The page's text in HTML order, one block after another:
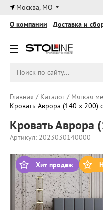
Москва, МО
О компании Доставка и
Главная / Каталог/ Мягкая
Кровать Аврора (140 х 200)
Кровать Аврора
Артикул: 2023030140000
Хит продаж